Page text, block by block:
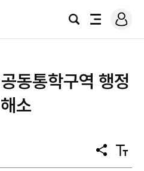
검
전
로
그
동통학구역 행정
소
공
유
텍
스